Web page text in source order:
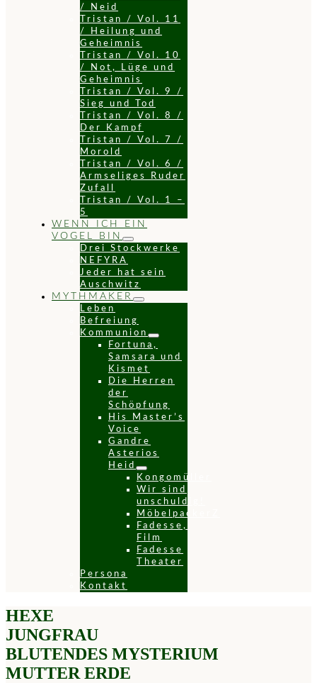
/ Neid
Tristan / Vol. 11
/ Heilung und
Geheimnis
Tristan / Vol. 10
/ Not, Lüge und
Geheimnis
Tristan / Vol. 9 /
Sieg und Tod
Tristan / Vol. 8 /
Der Kampf
Tristan / Vol. 7 /
Morold
Tristan / Vol. 6 /
Armseliges Ruder
Zufall
Tristan / Vol. 1 –
5
WENN ICH EIN
VOGEL BIN
Drei Stockwerke
NEFYRA
Jeder hat sein
Auschwitz
MYTHMAKER
Leben
Befreiung
Kommunion
Fortuna,
Samsara und
Kismet
Die Herren
der
Schöpfung
His Master’s
Voice
Gandre
Asterios
Heid
Kongomüller
Wir sind
unschuldig!
MöbelpackerZ
Fadesse,
Film
Fadesse
Theater
Persona
Kontakt
HEXE
JUNGFRAU
BLUTENDES MYSTERIUM
MUTTER ERDE